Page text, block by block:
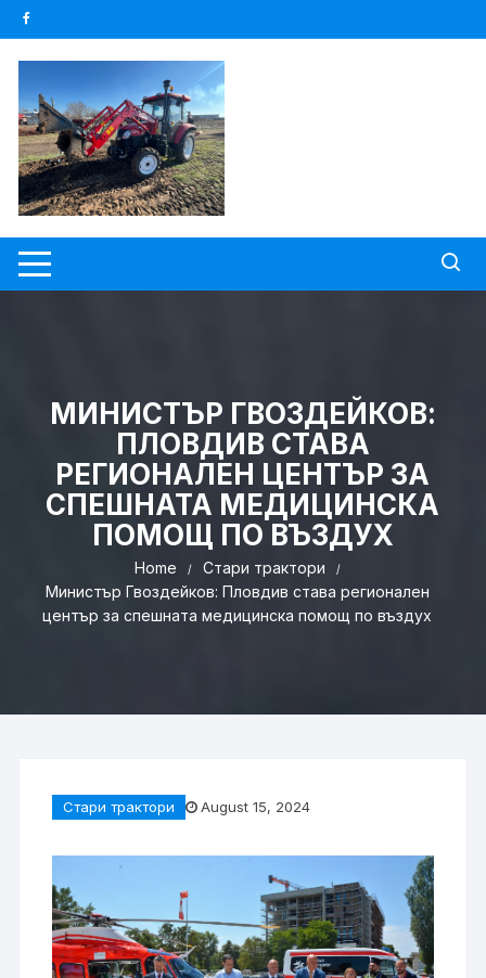
Skip
to
content
МИНИСТЪР ГВОЗДЕЙКОВ:
ПЛОВДИВ СТАВА
РЕГИОНАЛЕН ЦЕНТЪР ЗА
СПЕШНАТА МЕДИЦИНСКА
ПОМОЩ ПО ВЪЗДУХ
Home
Стари трактори
Министър Гвоздейков: Пловдив става регионален
център за спешната медицинска помощ по въздух
Стари трактори August 15, 2024